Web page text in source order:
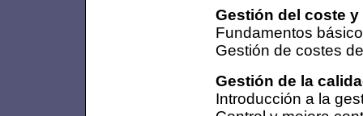
Gestión del coste
Fundamentos
Gestión de costes
Gestión de la
Introducción a la